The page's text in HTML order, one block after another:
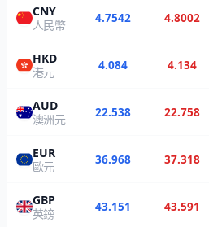
CNY
人民幣
4.7542 4.8002
HKD
港元
4.084 4.134
AUD
澳洲元
22.538 22.758
EUR
歐元
36.968 37.318
GBP
英鎊
43.151 43.591